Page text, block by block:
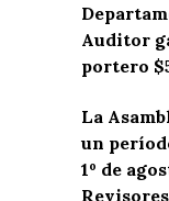
Auditor
portero
La
un
1º de